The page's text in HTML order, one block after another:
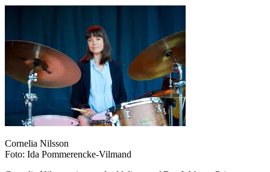
Cornelia Nilsson
Foto: Ida Pommerencke-Vilmand